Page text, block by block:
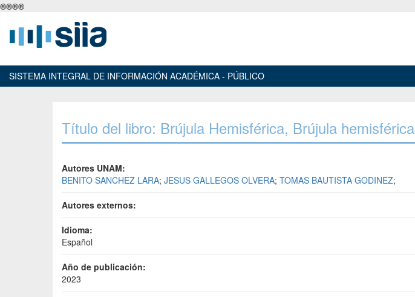
®®®®
SISTEMA INTEGRAL DE INFORMACIÓN ACADÉMICA - PÚBLICO
Título del libro: Brújula Hemisférica, Brújula hemisférica
Autores UNAM:
BENITO SANCHEZ LARA; JESUS GALLEGOS OLVERA; TOMAS BAUTISTA GODINEZ;
Autores externos:
Idioma:
Español
Año de publicación:
2023